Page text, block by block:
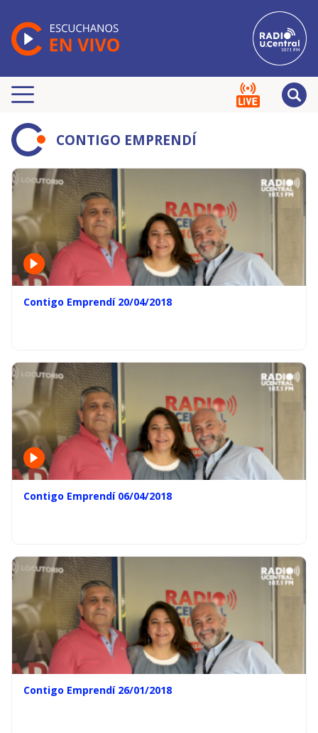
CONTIGO EMPRENDÍ
Contigo Emprendí 20/04/2018
Contigo Emprendí 06/04/2018
Contigo Emprendí 26/01/2018